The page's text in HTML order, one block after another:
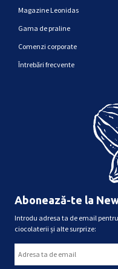
Magazine Leonidas
Gama de praline
Comenzi corporate
Întrebări frecvente
Abonează-te la
Introdu adresa ta de email
ciocolaterii și alte surprize: